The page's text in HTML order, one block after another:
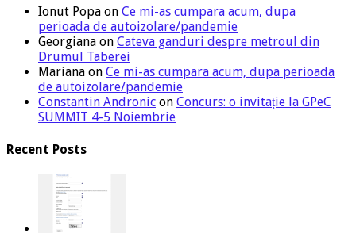
Ionut Popa on Ce mi-as cumpara acum, dupa
perioada de autoizolare/pandemie
Georgiana on Cateva ganduri despre metroul din
Drumul Taberei
Mariana on Ce mi-as cumpara acum, dupa perioada
de autoizolare/pandemie
Constantin Andronic on Concurs: o invitație la GPeC
SUMMIT 4-5 Noiembrie
Recent Posts